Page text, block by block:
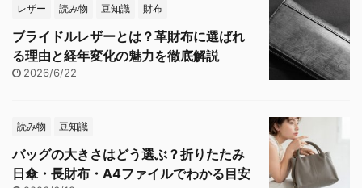
レザー 読み物 豆知識 財布
ブライドルレザーとは？革財布に選ばれ
る理由と経年変化の魅力を徹底解説
2026/6/22
読み物 豆知識
バッグの大きさはどう選ぶ？折りたたみ
日傘・長財布・A4ファイルでわかる目安